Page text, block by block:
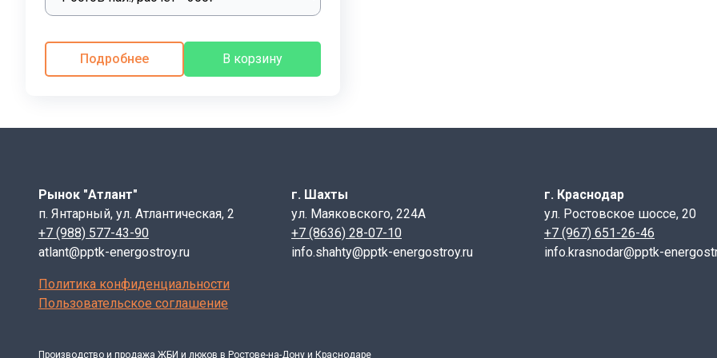
доступа в смотровой колодец. Кроме того, замковое устройство позволяет обезопасить люк от возможного
Предоставляем паспорт качества на Люк чугунный тяжелый для смотровых колодцев типа "Т" (С 250) 2-60 (с
EN124.
Материал серого чугуна- углерод в значительной степени или полностью содержится в свободном состоянии в
волокнистых включений). В сером чугуне графит имеет пластинчатую форму (в разрезе в виде прожилок),
графитных включений, которые действуют, как многочисленные надрезы в чугуне.
требование ГОСТ – 40 единиц). Уплотнительная резинка расположена между корпусом и крышкой,
люка и предотвращает «бой» крышки о корпус при наезде грузового автомобиля. Запорное устройство,
загруженных магистралях. В дождливую и грязную погоду, резиновая заглушка защищает и предотвращая
Подробнее В корзину
Рынок "Атлант"
п. Янтарный, ул. Атлантическая, 2
+7 (988) 577-43-90
atlant@pptk-energostroy.ru
г. Шахты
ул. Маяковского, 224А
+7 (8636) 28-07-10
info.shahty@pptk-energostroy.ru
г. Краснодар
ул. Ростовское шоссе, 20
+7 (967) 651-26-46
info.krasnodar@pptk-
Политика конфиденциальности
Пользовательское соглашение
Производство и продажа ЖБИ и люков в Ростове-на-Дону и Краснодаре